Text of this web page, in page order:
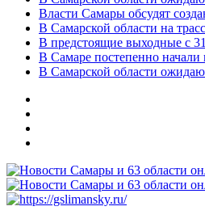
Власти Самары обсудят
В Самарской области на
В предстоящие выходные с
В Самаре постепенно начали
В Самарской области
Меню